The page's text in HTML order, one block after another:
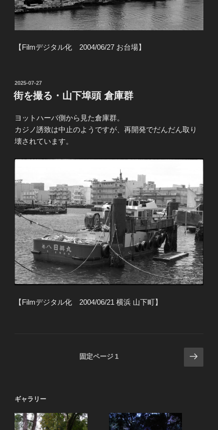
【Filmデジタル化 2004/06/27 お台場】
投
稿
日:
2025-07-27
街を撮る・山下埠頭 倉庫群
ヨットハーバ側から見た倉庫群。
カジノ誘致は中止のようですが、再開発でだんだん取り
壊されています。
【Filmデジタル化 2004/06/21 横浜 山下町】
ペ
ジ
固定ページ 1
次
の
ギャラリー